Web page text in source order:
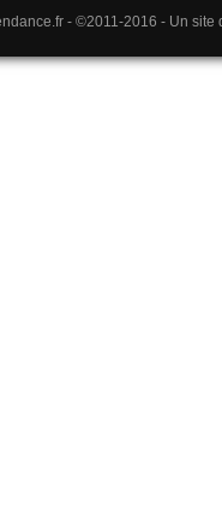
- ©2011-2016 - Un site